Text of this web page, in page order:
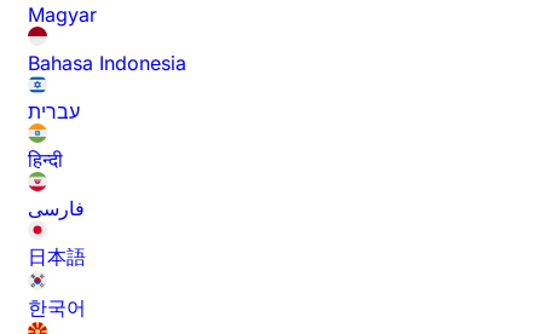
Magyar
Bahasa Indonesia
עברית
हिन्दी
فارسی
日本語
한국어